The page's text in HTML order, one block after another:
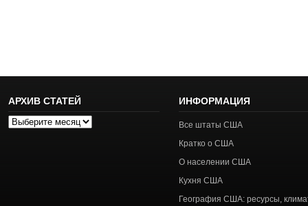
АРХИВ СТАТЕЙ
Архив
ИНФОРМАЦИЯ
Все штаты США
Кратко о США
О населении США
Кухня США
География США: ресурсы,